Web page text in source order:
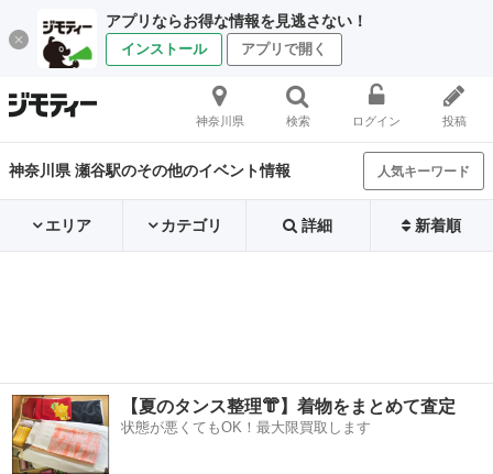
アプリならお得な情報を見逃さない！
インストール アプリで開く
神奈川県 検索 ログイン 投稿
神奈川県 瀬谷駅のその他のイベント情報 人気キーワード
エリア カテゴリ 詳細 新着順
【夏のタンス整理👘】着物をまとめて査定
状態が悪くてもOK！最大限買取します